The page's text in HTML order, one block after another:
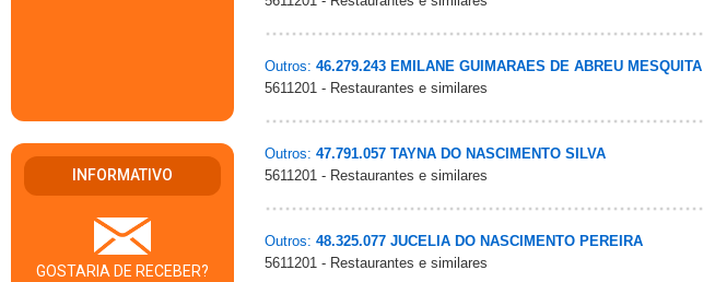
INFORMATIVO
GOSTARIA DE RECEBER?
Outros: 46.279.243 EMILANE GUIMARAES DE ABREU MESQUITA
5611201 - Restaurantes e similares
Outros: 47.791.057 TAYNA DO NASCIMENTO SILVA
5611201 - Restaurantes e similares
Outros: 48.325.077 JUCELIA DO NASCIMENTO PEREIRA
5611201 - Restaurantes e similares